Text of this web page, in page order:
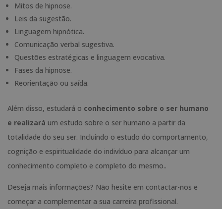
Mitos de hipnose.
Leis da sugestão.
Linguagem hipnótica.
Comunicação verbal sugestiva.
Questões estratégicas e linguagem evocativa.
Fases da hipnose.
Reorientação ou saída.
Além disso, estudará o conhecimento sobre o ser humano
e realizará um estudo sobre o ser humano a partir da
totalidade do seu ser. Incluindo o estudo do comportamento,
cognição e espiritualidade do indivíduo para alcançar um
conhecimento completo e completo do mesmo..
Deseja mais informações? Não hesite em contactar-nos e
começar a complementar a sua carreira profissional.